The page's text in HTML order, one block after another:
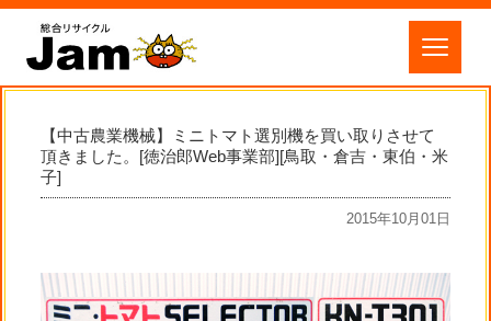
【中古農業機械】ミニトマト選別機を買い取りさせて
頂きました。[徳治郎Web事業部][鳥取・倉吉・東伯・米
子]
2015年10月01日